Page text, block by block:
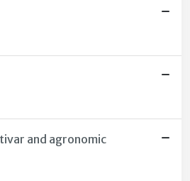
and agronomic